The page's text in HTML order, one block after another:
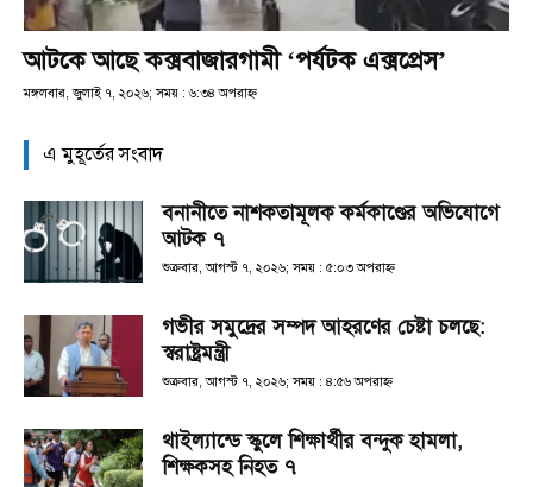
আটকে আছে কক্সবাজারগামী ‘পর্যটক এক্সপ্রেস’
মঙ্গলবার, জুলাই ৭, ২০২৬; সময় : ৬:৩৪ অপরাহ্ণ
এ মুহূর্তের সংবাদ
বনানীতে নাশকতামূলক কর্মকাণ্ডের অভিযোগে
আটক ৭
শুক্রবার, আগস্ট ৭, ২০২৬; সময় : ৫:০৩ অপরাহ্ণ
গভীর সমুদ্রের সম্পদ আহরণের চেষ্টা চলছে:
স্বরাষ্ট্রমন্ত্রী
শুক্রবার, আগস্ট ৭, ২০২৬; সময় : ৪:৫৬ অপরাহ্ণ
থাইল্যান্ডে স্কুলে শিক্ষার্থীর বন্দুক হামলা,
শিক্ষকসহ নিহত ৭